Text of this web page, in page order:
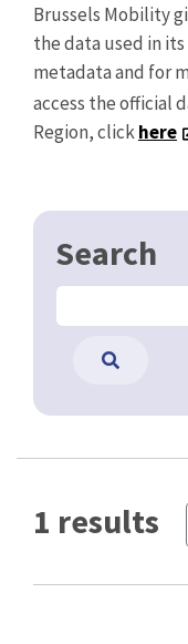
Brussels Mobility
the data used in
metadata and for
access the official
Region, clickhere
Search
1 results